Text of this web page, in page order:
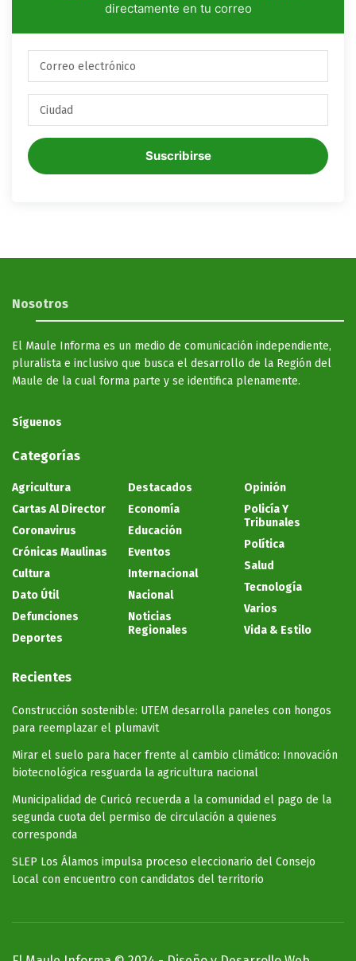
directamente en tu correo
Suscribirse
Nosotros
El Maule Informa es un medio de comunicación independiente,
pluralista e inclusivo que busca el desarrollo de la Región del
Maule de la cual forma parte y se identifica plenamente.
Síguenos
Categorías
Agricultura
Cartas Al Director
Coronavirus
Crónicas Maulinas
Cultura
Dato Útil
Defunciones
Deportes
Destacados
Economía
Educación
Eventos
Internacional
Nacional
Noticias
Regionales
Opinión
Policía Y
Tribunales
Política
Salud
Tecnología
Varios
Vida & Estilo
Recientes
Construcción sostenible: UTEM desarrolla paneles con hongos
para reemplazar el plumavit
Mirar el suelo para hacer frente al cambio climático: Innovación
biotecnológica resguarda la agricultura nacional
Municipalidad de Curicó recuerda a la comunidad el pago de la
segunda cuota del permiso de circulación a quienes
corresponda
SLEP Los Álamos impulsa proceso eleccionario del Consejo
Local con encuentro con candidatos del territorio